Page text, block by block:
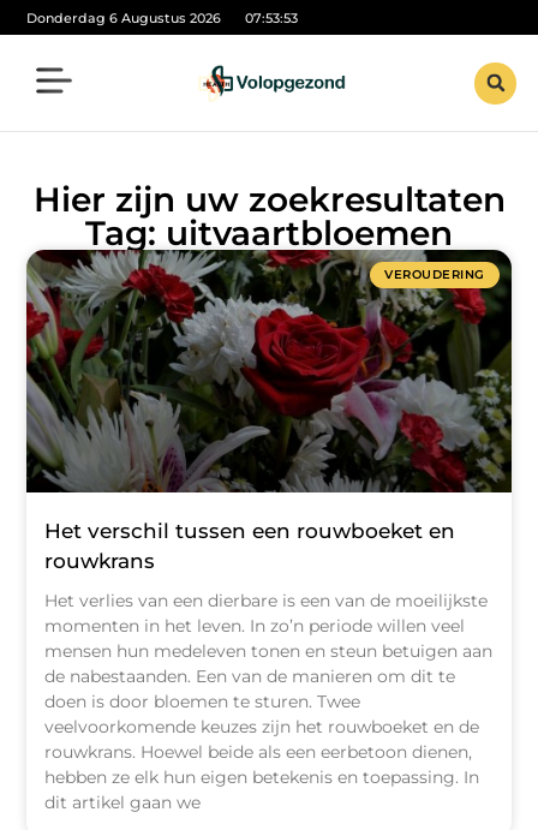
Donderdag 6 Augustus 2026 07:53:54
Hier zijn uw zoekresultaten
Tag: uitvaartbloemen
VEROUDERING
Het verschil tussen een rouwboeket en
rouwkrans
Het verlies van een dierbare is een van de moeilijkste
momenten in het leven. In zo’n periode willen veel
mensen hun medeleven tonen en steun betuigen aan
de nabestaanden. Een van de manieren om dit te
doen is door bloemen te sturen. Twee
veelvoorkomende keuzes zijn het rouwboeket en de
rouwkrans. Hoewel beide als een eerbetoon dienen,
hebben ze elk hun eigen betekenis en toepassing. In
dit artikel gaan we